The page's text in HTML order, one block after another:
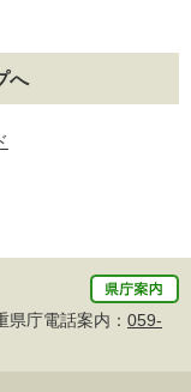
へ
庁電話案内： 059-